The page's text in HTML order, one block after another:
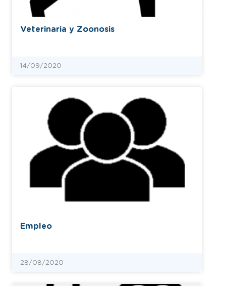
Veterinaria y Zoonosis
14/09/2020
Empleo
28/08/2020